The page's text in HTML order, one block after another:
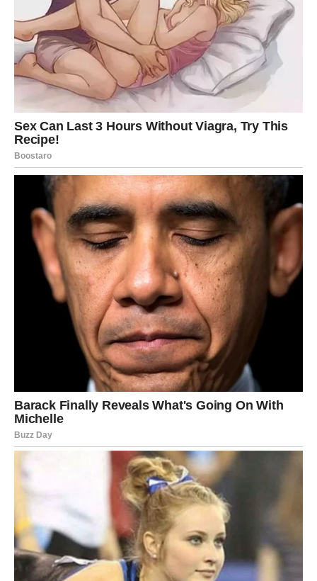
građani trpe zbog nedostatka podrške i resursa.
Zaključak: Hitna Potreba za Promjenama
Ovi incidenti iz Čeljabinske oblasti su alarmantno podsjećanje
na potrebu za hitnim reformama u sistemu socijalne zaštite i
mentalnog zdravlja. Društvo mora učiniti više kako bi zaštitilo
najranjivije, posebno djecu koja su često žrtve problema koje
ne mogu razumjeti ili spriječiti. Ključna je edukacija i podrška
porodicama kako bi se spriječila dalja tragedija i stvorila
sigurnija budućnost za sve. Postavljanje lokalnih resursa, kao
što su centri za socijalnu pomoć i hotline za krizne situacije,
može biti od presudne važnosti.
Potrebna je zajednička akcija svih relevantnih aktera — od
vladinih institucija do nevladinih organizacija i lokalnih
zajednica — kako bi se stvorio sigurniji i podržavajući okvir za
sve porodice u Čeljabinsku i šire. Takav okvir ne bi trebao
obuhvatiti samo hitne mjere, već i dugoročne strategije koje će
omogućiti prevenciju ovakvih tragedija. Uvođenje programa
podrške za majke, kao i psihološko savjetovanje, može
značajno doprinijeti smanjenju nasilja unutar porodica.
Konačno, važno je da društvo prepozna signale upozorenja
ranih faza nasilja i zlostavljanja te pruži podršku onima koji su
u opasnosti. Samo kroz zajedničke napore možemo se nadati
da ćemo prevenirati slične tragedije i izgraditi društvo u kojem
će svaka porodica imati priliku za zdrav i siguran život. Neka
ovi šokantni incidenti budu poziv na buđenje za sve nas kako
bismo radili na stvaranju boljeg i sigurnijeg okruženja za sve
članove društva.